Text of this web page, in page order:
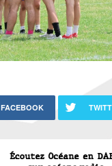
FACEBOOK